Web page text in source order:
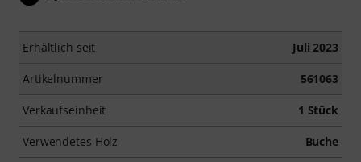
Erhältlich seit Juli 2023
Artikelnummer 561063
Verkaufseinheit 1 Stück
Verwendetes Holz Buche